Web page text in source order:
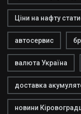
Ціни на нафту
автосервис
валюта Україна
доставка
новини